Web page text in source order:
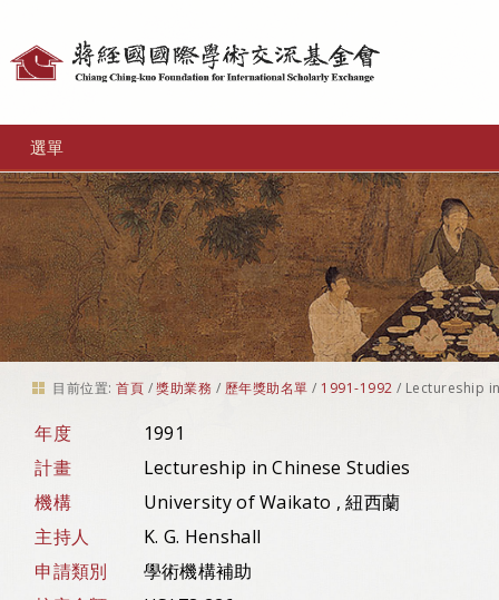
選單
目前位置: 首頁 /獎助業務 / 歷年獎助名單 / 1991-1992 / Lectureship
年度
1991
計畫
Lectureship in Chinese Studies
機構
University of Waikato , 紐西蘭
主持人
K. G. Henshall
申請類別
學術機構補助